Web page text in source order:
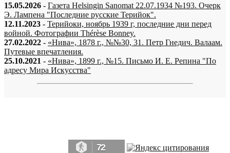
15.05.2026 - Газета Helsingin Sanomat 22.07.1934 №193. Очерк
Э. Лампена "Последние русские Терийок".
12.11.2023 - Терийоки, ноябрь 1939 г, последние дни перед
войной. Фотографии Thérèse Bonney.
27.02.2022 - «Нива», 1878 г., №№30, 31. Петр Гнедич. Валаам.
Путевые впечатления.
25.10.2021 - «Нива», 1899 г., №15. Письмо И. Е. Репина "По
адресу Мира Искусства"
72